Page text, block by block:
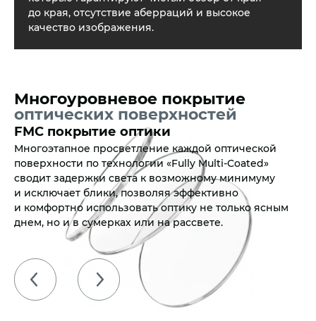
до края, отсутствие аберраций и высокое
качество изображения.
Многоуровневое покрытие
оптических поверхностей
FMC покрытие оптики
Многоэтапное просветление каждой оптической
поверхности по технологии «Fully Multi-Coated»
сводит задержки света к возможному минимуму
и исключает блики, позволяя эффективно
и комфортно использовать оптику не только ясным
днем, но и в сумерках или на рассвете.